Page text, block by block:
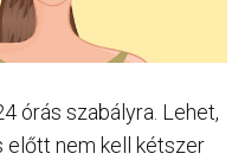
órás szabályra. Lehet,
előtt nem kell kétszer